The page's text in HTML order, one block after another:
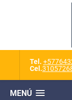
Tel.
Cel.
MENÚ